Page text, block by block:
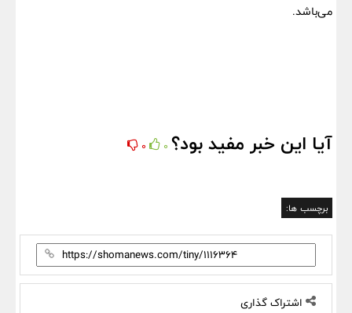
می‌باشد.
آیا این خبر مفید بود؟ 0
0
برچسب ها:
اشتراک گذاری